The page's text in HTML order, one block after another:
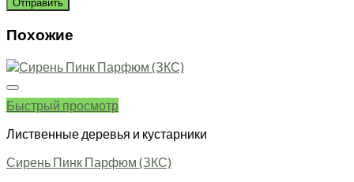
Похожие
Быстрый просмотр
Лиственные деревья и кустарники
Сирень Пинк Парфюм (ЗКС)